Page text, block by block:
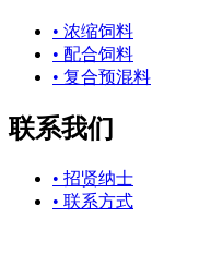
• 浓缩饲料
• 配合饲料
• 复合预混料
联系我们
• 招贤纳士
• 联系方式